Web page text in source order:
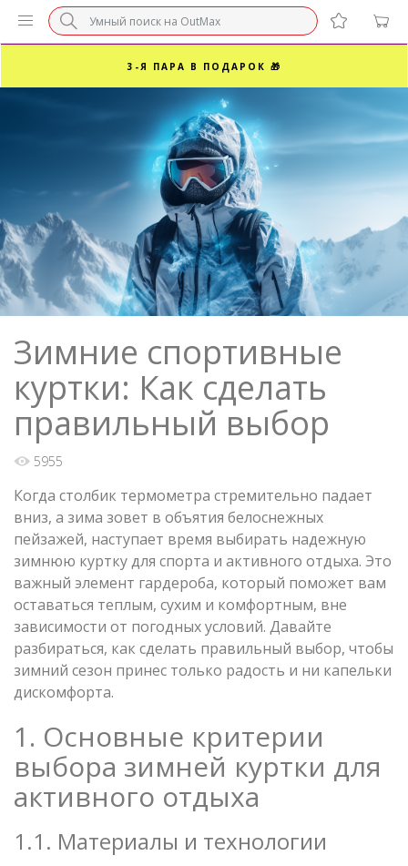
БЕЗ НАЦЕНКИ МАРКЕТПЛЕЙСОВ ⚡ ВАШ РАЗМЕР
3-Я ПАРА В ПОДАРОК 🎁
ПОСЛЕДНИЕ РАЗМЕРЫ ОТ 1500₽⚡️
СУПЕРАКЦИЯ 🔥 2-Я ПАРА -50%
Зимние спортивные
куртки: Как сделать
правильный выбор
5955
Когда столбик термометра стремительно падает
вниз, а зима зовет в объятия белоснежных
пейзажей, наступает время выбирать надежную
зимнюю куртку для спорта и активного отдыха. Это
важный элемент гардероба, который поможет вам
оставаться теплым, сухим и комфортным, вне
зависимости от погодных условий. Давайте
разбираться, как сделать правильный выбор, чтобы
зимний сезон принес только радость и ни капельки
дискомфорта.
1. Основные критерии
выбора зимней куртки для
активного отдыха
1.1. Материалы и технологии